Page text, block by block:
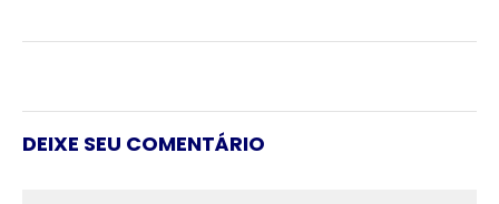
DEIXE SEU COMENTÁRIO